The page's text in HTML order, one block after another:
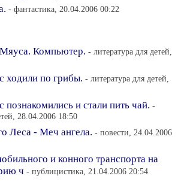
- фантастика, 20.04.2006 00:22
Компьютер. - литература для детей,
ходили по грибы. - литература для детей,
и стали пить чай. -
28.04.2006 18:50
Леса - Меч ангела. - повести, 24.04.2006
и конного транспорта на
ч - публицистика, 21.04.2006 20:54